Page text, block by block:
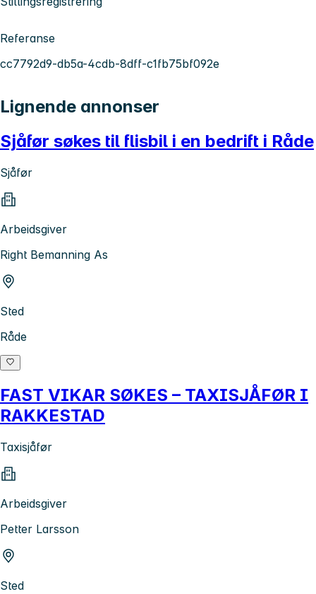
Referanse
cc7792d9-db5a-4cdb-8dff-c1fb75bf092e
Lignende annonser
Sjåfør søkes til flisbil i en bedrift i Råde
Sjåfør
Arbeidsgiver
Right Bemanning As
Sted
Råde
FAST VIKAR SØKES – TAXISJÅFØR I
RAKKESTAD
Taxisjåfør
Arbeidsgiver
Petter Larsson
Sted